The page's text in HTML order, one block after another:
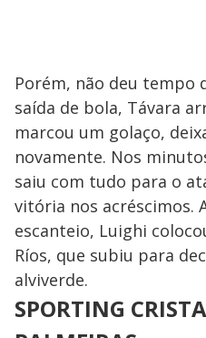
Porém, não deu tempo
saída de bola, Távara
marcou um golaço,
novamente. Nos
saiu com tudo para o
vitória nos acréscimos.
escanteio, Luighi
Ríos, que subiu para
alviverde.
SPORTING